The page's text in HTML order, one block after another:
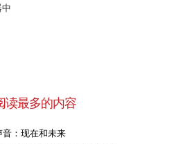
读最多的内容
音：现在和未来